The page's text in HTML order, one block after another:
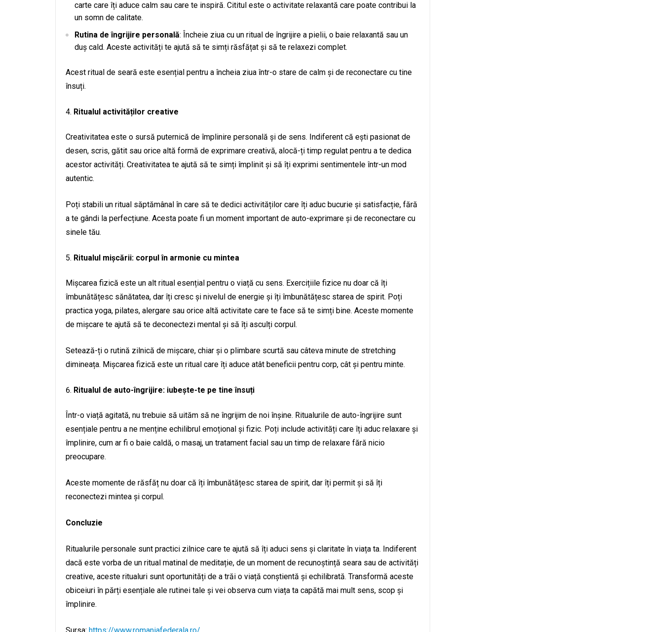
carte care îți aduce calm sau care te inspiră. Cititul este o activitate relaxantă care poate contribui la
un somn de calitate.
Rutina de îngrijire personală: Încheie ziua cu un ritual de îngrijire a pielii, o baie relaxantă sau un
duș cald. Aceste activități te ajută să te simți răsfățat și să te relaxezi complet.
Acest ritual de seară este esențial pentru a încheia ziua într-o stare de calm și de reconectare cu tine
însuți.
Ritualul activităților creative
Creativitatea este o sursă puternică de împlinire personală și de sens. Indiferent că ești pasionat de
desen, scris, gătit sau orice altă formă de exprimare creativă, alocă-ți timp regulat pentru a te dedica
acestor activități. Creativitatea te ajută să te simți împlinit și să îți exprimi sentimentele într-un mod
autentic.
Poți stabili un ritual săptămânal în care să te dedici activităților care îți aduc bucurie și satisfacție, fără
a te gândi la perfecțiune. Acesta poate fi un moment important de auto-exprimare și de reconectare cu
sinele tău.
Ritualul mișcării: corpul în armonie cu mintea
Mișcarea fizică este un alt ritual esențial pentru o viață cu sens. Exercițiile fizice nu doar că îți
îmbunătățesc sănătatea, dar îți cresc și nivelul de energie și îți îmbunătățesc starea de spirit. Poți
practica yoga, pilates, alergare sau orice altă activitate care te face să te simți bine. Aceste momente
de mișcare te ajută să te deconectezi mental și să îți asculți corpul.
Setează-ți o rutină zilnică de mișcare, chiar și o plimbare scurtă sau câteva minute de stretching
dimineața. Mișcarea fizică este un ritual care îți aduce atât beneficii pentru corp, cât și pentru minte.
Ritualul de auto-îngrijire: iubește-te pe tine însuți
Într-o viață agitată, nu trebuie să uităm să ne îngrijim de noi înșine. Ritualurile de auto-îngrijire sunt
esențiale pentru a ne menține echilibrul emoțional și fizic. Poți include activități care îți aduc relaxare și
împlinire, cum ar fi o baie caldă, o masaj, un tratament facial sau un timp de relaxare fără nicio
preocupare.
Aceste momente de răsfăț nu doar că îți îmbunătățesc starea de spirit, dar îți permit și să îți
reconectezi mintea și corpul.
Concluzie
Ritualurile personale sunt practici zilnice care te ajută să îți aduci sens și claritate în viața ta. Indiferent
dacă este vorba de un ritual matinal de meditație, de un moment de recunoștință seara sau de activități
creative, aceste ritualuri sunt oportunități de a trăi o viață conștientă și echilibrată. Transformă aceste
obiceiuri în părți esențiale ale rutinei tale și vei observa cum viața ta capătă mai mult sens, scop și
împlinire.